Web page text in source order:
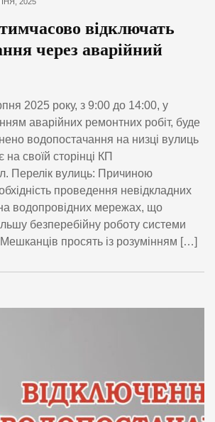
відключать
через аварійний
2025 року, з 9:00 до 14:00, у
аварійних ремонтних робіт, буде
водопостачання на низці вулиць
своїй сторінці КП
Перелік вулиць: Причиною
проведення невідкладних
водопровідних мережах, що
безперебійну роботу системи
просять із розумінням […]